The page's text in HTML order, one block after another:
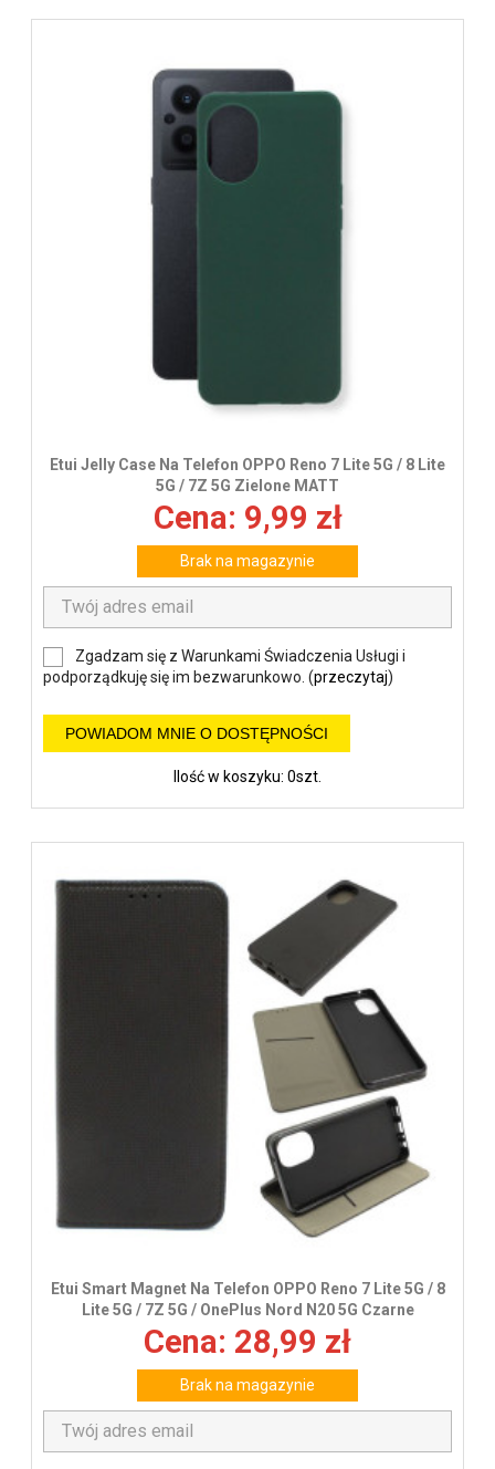
Etui Jelly Case Na Telefon OPPO Reno 7 Lite 5G / 8 Lite
5G / 7Z 5G Zielone MATT
Cena: 9,99 zł
Brak na magazynie
Zgadzam się z Warunkami Świadczenia Usługi i
podporządkuję się im bezwarunkowo. (przeczytaj)
POWIADOM MNIE O DOSTĘPNOŚCI
Ilość w koszyku: 0szt.
Etui Smart Magnet Na Telefon OPPO Reno 7 Lite 5G / 8
Lite 5G / 7Z 5G / OnePlus Nord N20 5G Czarne
Cena: 28,99 zł
Brak na magazynie